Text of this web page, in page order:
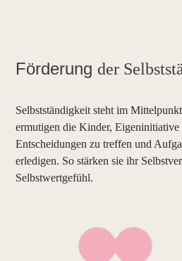
Förderung der
Selbstständigkeit steht im
ermutigen die Kinder, Eigeninitiative
Entscheidungen zu treffen und
erledigen. So stärken sie ihr
Selbstwertgefühl.